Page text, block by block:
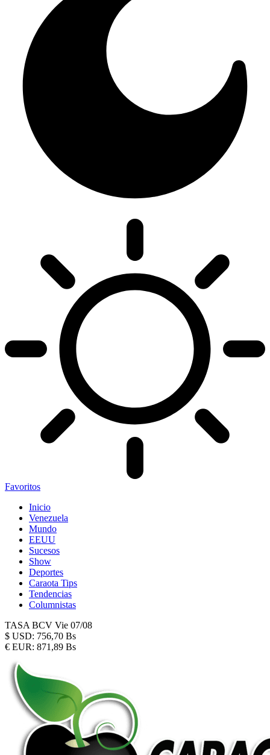
Favoritos
Inicio
Venezuela
Mundo
EEUU
Sucesos
Show
Deportes
Caraota Tips
Tendencias
Columnistas
TASA BCV Vie 07/08
$ USD: 756,70 Bs
€ EUR: 871,89 Bs